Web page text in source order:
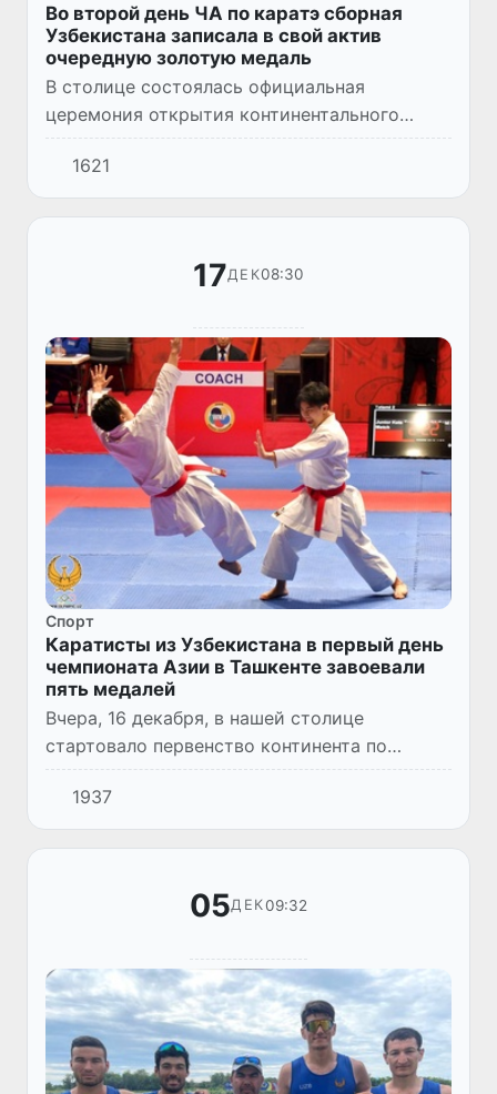
Во второй день ЧА по каратэ сборная
Узбекистана записала в свой актив
очередную золотую медаль
В столице состоялась официальная
церемония открытия континентального
первенства по каратэ WKF. В мероприятии,
организованном в спортивном комплексе
«Юнусабад», приняли участие глав...
1621
17ДЕК08:30
Спорт
Каратисты из Узбекистана в первый день
чемпионата Азии в Ташкенте завоевали
пять медалей
Вчера, 16 декабря, в нашей столице
стартовало первенство континента по
карате WKF в различных возрастных
категориях. В первый день были проведены
соревнования по ката и кумитэ сред...
1937
05ДЕК09:32